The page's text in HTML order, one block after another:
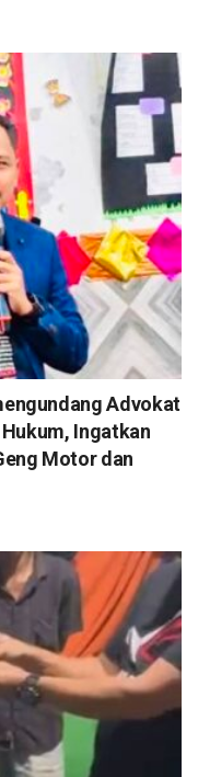
Advokat
Ingatkan
Motor dan